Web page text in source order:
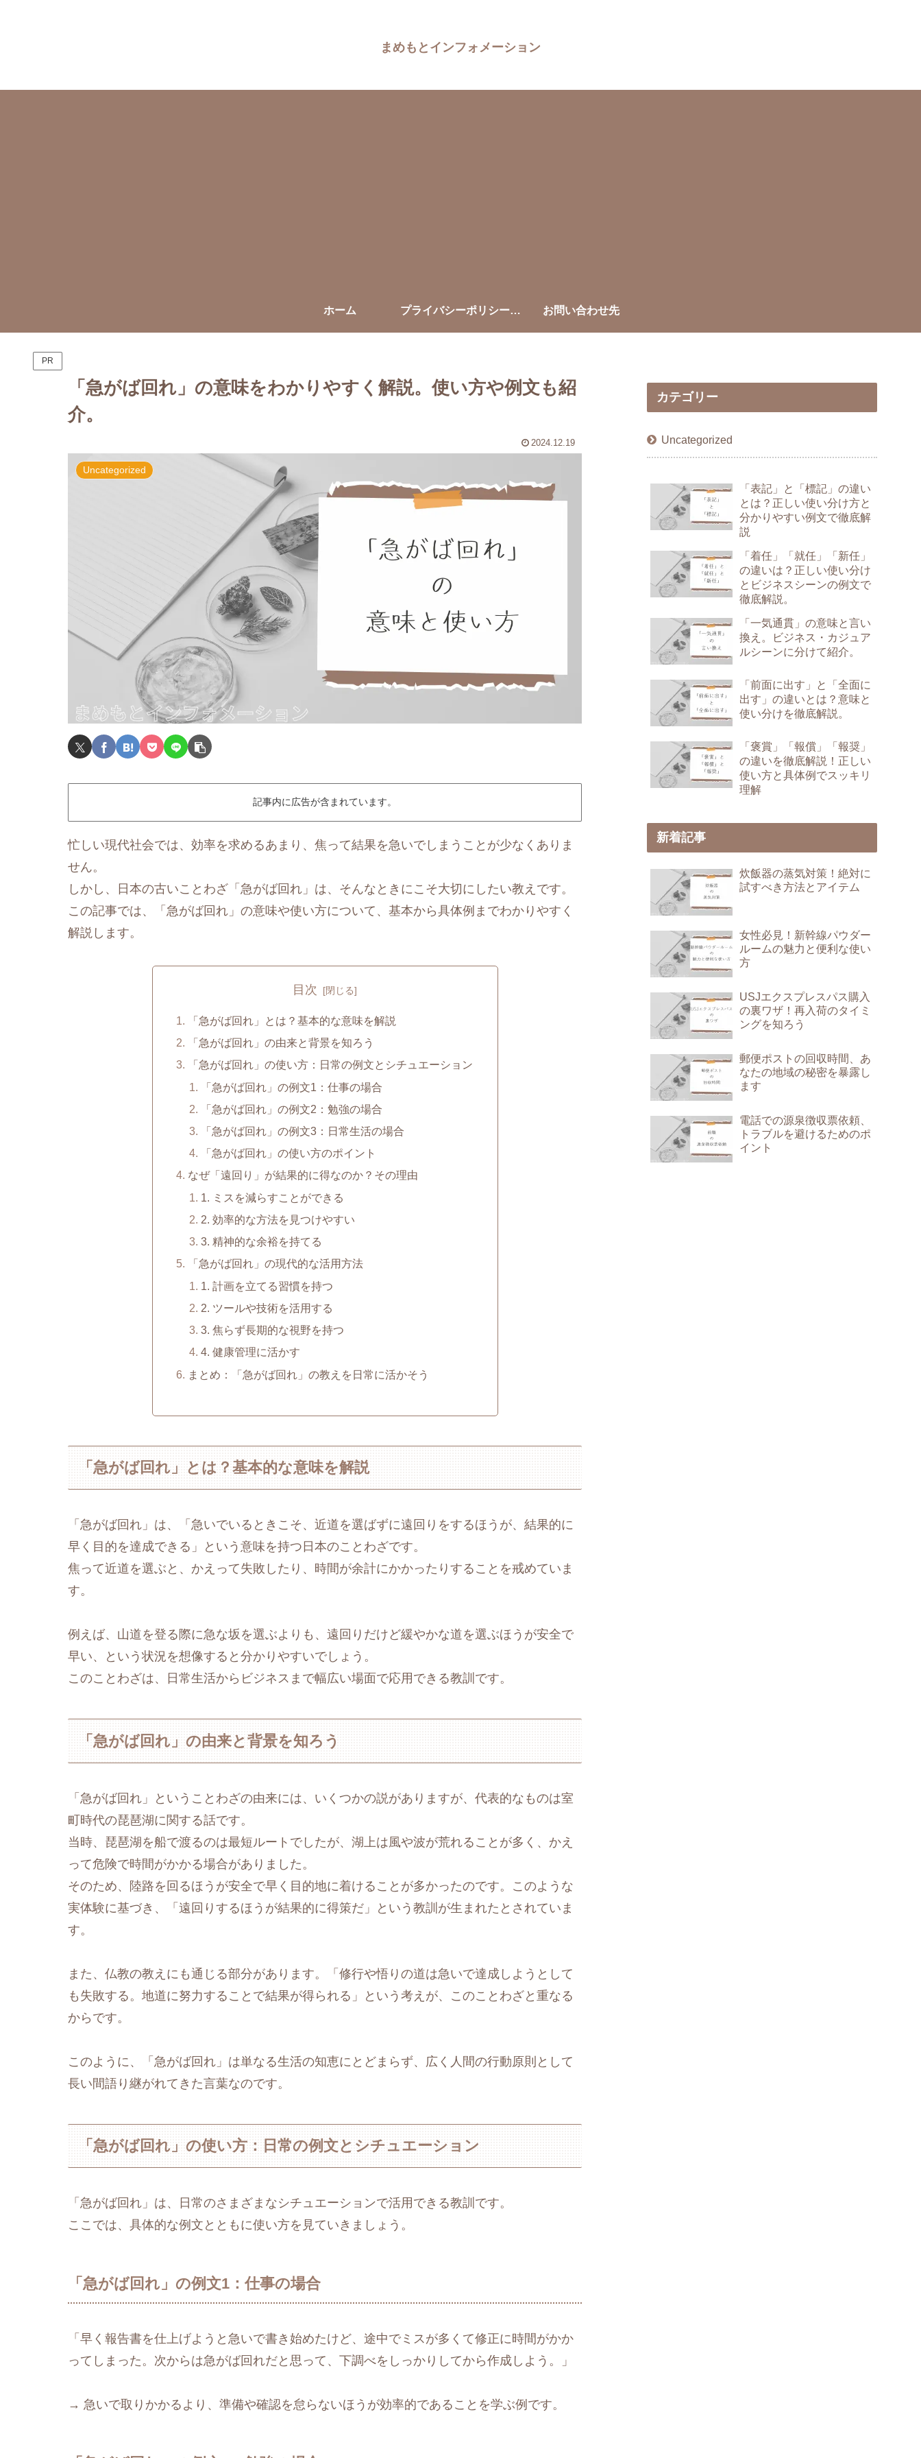
まめもとインフォメーション
ホーム プライバシーポリシー・免責事項 お問い合わせ先
PR
「急がば回れ」の意味をわかりやすく解説。使い方や例文も紹
介。
2024.12.19
Uncategorized
記事内に広告が含まれています。
忙しい現代社会では、効率を求めるあまり、焦って結果を急いでしまうことが少なくありま
せん。
しかし、日本の古いことわざ「急がば回れ」は、そんなときにこそ大切にしたい教えです。
この記事では、「急がば回れ」の意味や使い方について、基本から具体例までわかりやすく
解説します。
目次
「急がば回れ」とは？基本的な意味を解説
「急がば回れ」の由来と背景を知ろう
「急がば回れ」の使い方：日常の例文とシチュエーション
「急がば回れ」の例文1：仕事の場合
「急がば回れ」の例文2：勉強の場合
「急がば回れ」の例文3：日常生活の場合
「急がば回れ」の使い方のポイント
なぜ「遠回り」が結果的に得なのか？その理由
1. ミスを減らすことができる
2. 効率的な方法を見つけやすい
3. 精神的な余裕を持てる
「急がば回れ」の現代的な活用方法
1. 計画を立てる習慣を持つ
2. ツールや技術を活用する
3. 焦らず長期的な視野を持つ
4. 健康管理に活かす
まとめ：「急がば回れ」の教えを日常に活かそう
「急がば回れ」とは？基本的な意味を解説
「急がば回れ」は、「急いでいるときこそ、近道を選ばずに遠回りをするほうが、結果的に
早く目的を達成できる」という意味を持つ日本のことわざです。
焦って近道を選ぶと、かえって失敗したり、時間が余計にかかったりすることを戒めていま
す。
例えば、山道を登る際に急な坂を選ぶよりも、遠回りだけど緩やかな道を選ぶほうが安全で
早い、という状況を想像すると分かりやすいでしょう。
このことわざは、日常生活からビジネスまで幅広い場面で応用できる教訓です。
「急がば回れ」の由来と背景を知ろう
「急がば回れ」ということわざの由来には、いくつかの説がありますが、代表的なものは室
町時代の琵琶湖に関する話です。
当時、琵琶湖を船で渡るのは最短ルートでしたが、湖上は風や波が荒れることが多く、かえ
って危険で時間がかかる場合がありました。
そのため、陸路を回るほうが安全で早く目的地に着けることが多かったのです。このような
実体験に基づき、「遠回りするほうが結果的に得策だ」という教訓が生まれたとされていま
す。
また、仏教の教えにも通じる部分があります。「修行や悟りの道は急いで達成しようとして
も失敗する。地道に努力することで結果が得られる」という考えが、このことわざと重なる
からです。
このように、「急がば回れ」は単なる生活の知恵にとどまらず、広く人間の行動原則として
長い間語り継がれてきた言葉なのです。
「急がば回れ」の使い方：日常の例文とシチュエーション
「急がば回れ」は、日常のさまざまなシチュエーションで活用できる教訓です。
ここでは、具体的な例文とともに使い方を見ていきましょう。
「急がば回れ」の例文1：仕事の場合
「早く報告書を仕上げようと急いで書き始めたけど、途中でミスが多くて修正に時間がかか
ってしまった。次からは急がば回れだと思って、下調べをしっかりしてから作成しよう。」
→ 急いで取りかかるより、準備や確認を怠らないほうが効率的であることを学ぶ例です。
カテゴリー
Uncategorized
「表記」と「標記」の違い
とは？正しい使い分け方と
分かりやすい例文で徹底解
説
「着任」「就任」「新任」
の違いは？正しい使い分け
とビジネスシーンの例文で
徹底解説。
「一気通貫」の意味と言い
換え。ビジネス・カジュア
ルシーンに分けて紹介。
「前面に出す」と「全面に
出す」の違いとは？意味と
使い分けを徹底解説。
「褒賞」「報償」「報奨」
の違いを徹底解説！正しい
使い方と具体例でスッキリ
理解
新着記事
炊飯器の蒸気対策！絶対に
試すべき方法とアイテム
女性必見！新幹線パウダー
ルームの魅力と便利な使い
方
USJエクスプレスパス購入
の裏ワザ！再入荷のタイミ
ングを知ろう
郵便ポストの回収時間、あ
なたの地域の秘密を暴露し
ます
電話での源泉徴収票依頼、
トラブルを避けるためのポ
イント